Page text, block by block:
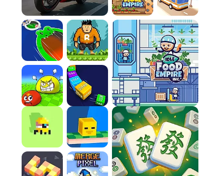
des sauts complexes.
Rule 5:En mode 2 Joueurs, tentez de perturber
la course de votre adversaire en vous plaçant
sur sa trajectoire, mais attention à ne pas
tomber vous-même !
Rule 6:Observez le mouvement des
plateformes mobiles pour anticiper leur
position et atterrir en toute sécurité.
Rule 7:N'hésitez pas à relâcher l'accélérateur
lors des passages délicats. La précision est
souvent plus importante que la vitesse pure.
Controls:
Player 1 Move:W,A,S,D / ARROW KEYS
Player 1 Run: L-SHIFT
Player 1 Jump:SPACE
Player 1 Camera:MOUSE + RIGHT-CLICK